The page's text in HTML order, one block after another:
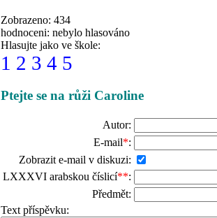
Zobrazeno: 434
hodnoceni: nebylo hlasováno
Hlasujte jako ve škole:
1 2 3 4 5
Ptejte se na růži Caroline
Autor:
E-mail*:
Zobrazit e-mail v diskuzi:
LXXXVI arabskou číslicí**:
Předmět:
Text příspěvku: